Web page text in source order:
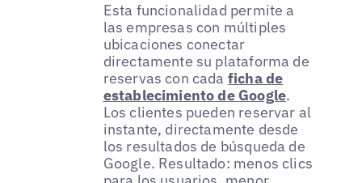
Esta funcionalidad permite a
las empresas con múltiples
ubicaciones conectar
directamente su plataforma de
reservas con cada ficha de
establecimiento de Google.
Los clientes pueden reservar al
instante, directamente desde
los resultados de búsqueda de
Google. Resultado: menos clics